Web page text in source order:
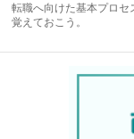
転職へ向けた基本プロセ
覚えておこう。